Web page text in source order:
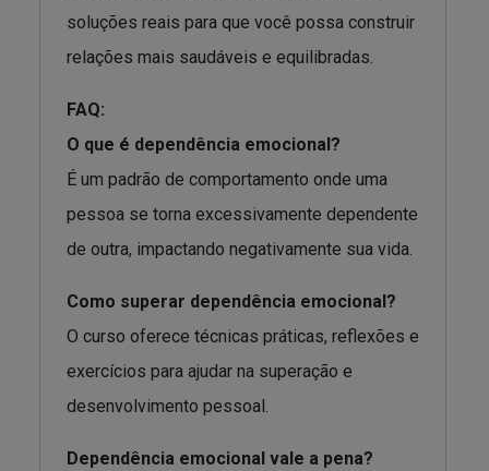
soluções reais para que você possa construir
relações mais saudáveis e equilibradas.
FAQ:
O que é dependência emocional?
É um padrão de comportamento onde uma
pessoa se torna excessivamente dependente
de outra, impactando negativamente sua vida.
Como superar dependência emocional?
O curso oferece técnicas práticas, reflexões e
exercícios para ajudar na superação e
desenvolvimento pessoal.
Dependência emocional vale a pena?